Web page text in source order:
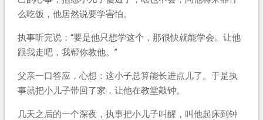
么吃饭，他居然说要学害怕。
执事听完说：“要是他只想学这个，那很快就能学会。让他
跟我走吧，我帮你教他。”
父亲一口答应，心想：这小子总算能长进点儿了。于是执
事就把小儿子带回了家，让他在教堂敲钟。
几天之后的一个深夜，执事把小儿子叫醒，叫他起床到钟